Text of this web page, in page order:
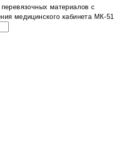
материалов с
медицинского кабинета МК-51